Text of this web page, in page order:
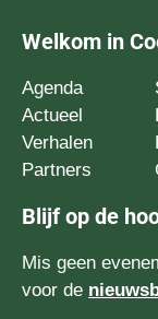
Welkom in
Agenda
Actueel
Verhalen
Partners
Blijf op de
Mis geen
voor de